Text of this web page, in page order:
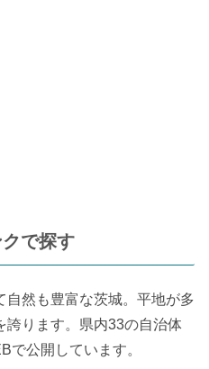
で探す
自然も豊富な茨城。平地が多
誇ります。県内33の自治体
で公開しています。